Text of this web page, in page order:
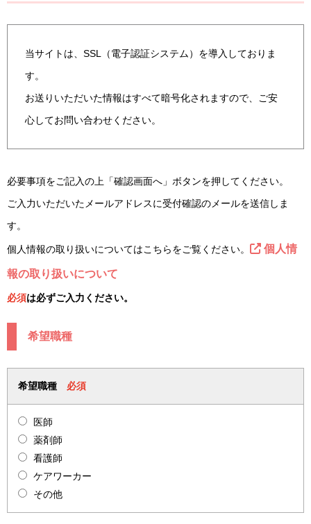
当サイトは、SSL（電子認証システム）を導入しておりま
す。
お送りいただいた情報はすべて暗号化されますので、ご安
心してお問い合わせください。
必要事項をご記入の上「確認画面へ」ボタンを押してください。
ご入力いただいたメールアドレスに受付確認のメールを送信しま
す。
個人情報の取り扱いについてはこちらをご覧ください。 個人情
報の取り扱いについて
必須は必ずご入力ください。
希望職種
希望職種 必須
医師
薬剤師
看護師
ケアワーカー
その他